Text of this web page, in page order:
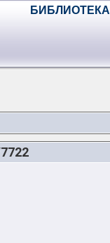
БИБЛИОТЕКА